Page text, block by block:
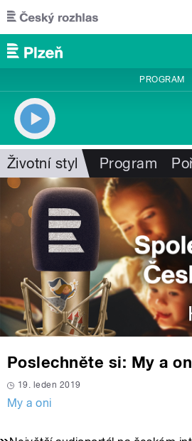
Přejít k hlavnímu obsahu
PROGRAM
Životní styl Program
Poslechněte si: My a
19. leden 2019
My a oni